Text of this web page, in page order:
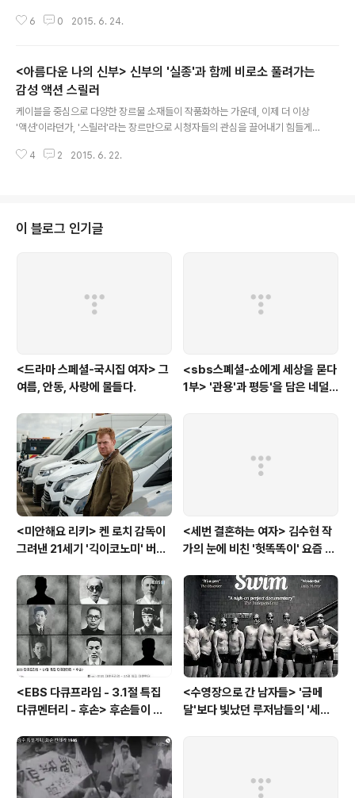
의 글은 곧 일파만파 '표절'시비로 이어졌다. 이에 의 작가 권기영은 다음 날 20
망생의 저작권 등록일 8월 21일보다 앞선 시점이다. 또한 그럼에도 불구하고
'표절'관련 여론이 잦아들지 않다. 다음 날 이 드라마의 제작사인 CJE&M은 문
제를 제기한 드라마 작가 지망생의 글이 본선에 올라 경합되었지만 아쉽게도 최
종 ..
6 0 2015. 6. 24.
<아름다운 나의 신부> 신부의 '실종'과 함께 비로소 풀려가는
감성 액션 스릴러
케이블을 중심으로 다양한 장르물 소재들이 작품화하는 가운데, 이제 더 이상
'액션'이라던가, '스릴러'라는 장르만으로 시청자들의 관심을 끌어내기 힘들게
데, 6월20일 시작된 ocn의 가 내세운 전략은 다름아닌 '사랑'이다. 하지만 여
간 남자 김도형(김무열 분), 하지만 그는 가장 무례한 태도로 일관하며 자신이
이 자리에 나올 뜻이 없음을 알린다. 그렇게 선자리에서 물벼락을 맞을 뻔하던
4 2 2015. 6. 22.
이 블로그 인기글
<드라마 스페셜-국시집 여자> 그
여름, 안동, 사랑에 물들다.
<sbs스폐셜-쇼에게 세상을 묻다
1부> '관용'과 평등'을 담은 네덜
<미안해요 리키> 켄 로치 감독이
그려낸 21세기 '긱이코노미' 버전
<세번 결혼하는 여자> 김수현 작
가의 눈에 비친 '헛똑똑이' 요즘 여
<EBS 다큐프라임 - 3.1절 특집
다큐멘터리 - 후손> 후손들이 말
고 후손들이 짊어진 삶의 무게
<수영장으로 간 남자들> '금메
달'보다 빛났던 루저남들의 '세라